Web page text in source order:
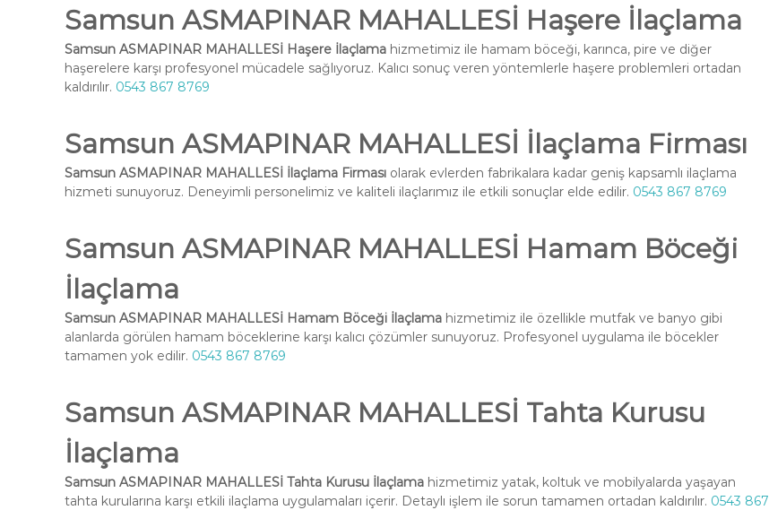
Samsun ASMAPINAR MAHALLESİ Haşere İlaçlama
Samsun ASMAPINAR MAHALLESİ Haşere İlaçlama hizmetimiz ile hamam böceği, karınca, pire ve diğer
haşerelere karşı profesyonel mücadele sağlıyoruz. Kalıcı sonuç veren yöntemlerle haşere problemleri ortadan
kaldırılır. 0543 867 8769
Samsun ASMAPINAR MAHALLESİ İlaçlama Firması
Samsun ASMAPINAR MAHALLESİ İlaçlama Firması olarak evlerden fabrikalara kadar geniş kapsamlı ilaçlama
hizmeti sunuyoruz. Deneyimli personelimiz ve kaliteli ilaçlarımız ile etkili sonuçlar elde edilir. 0543 867 8769
Samsun ASMAPINAR MAHALLESİ Hamam Böceği
İlaçlama
Samsun ASMAPINAR MAHALLESİ Hamam Böceği İlaçlama hizmetimiz ile özellikle mutfak ve banyo gibi
alanlarda görülen hamam böceklerine karşı kalıcı çözümler sunuyoruz. Profesyonel uygulama ile böcekler
tamamen yok edilir. 0543 867 8769
Samsun ASMAPINAR MAHALLESİ Tahta Kurusu
İlaçlama
Samsun ASMAPINAR MAHALLESİ Tahta Kurusu İlaçlama hizmetimiz yatak, koltuk ve mobilyalarda yaşayan
tahta kurularına karşı etkili ilaçlama uygulamaları içerir. Detaylı işlem ile sorun tamamen ortadan kaldırılır. 0543 867